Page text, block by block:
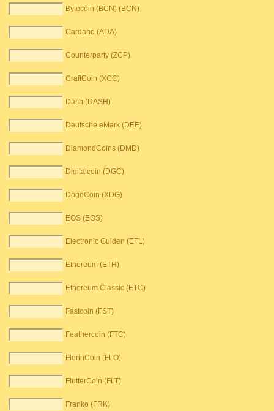
Bytecoin (BCN) (BCN)
Cardano (ADA)
Counterparty (ZCP)
CraftCoin (XCC)
Dash (DASH)
Deutsche eMark (DEE)
DiamondCoins (DMD)
Digitalcoin (DGC)
DogeCoin (XDG)
EOS (EOS)
Electronic Gulden (EFL)
Ethereum (ETH)
Ethereum Classic (ETC)
Fastcoin (FST)
Feathercoin (FTC)
FlorinCoin (FLO)
FlutterCoin (FLT)
Franko (FRK)